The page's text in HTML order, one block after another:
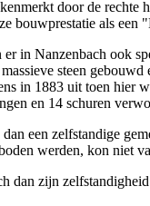
door de rechte
bouwprestatie als
in Nanzenbach ook
steen gebouwd
in 1883 uit toen hier
en 14 schuren
een zelfstandige
werden, kon niet
dan zijn